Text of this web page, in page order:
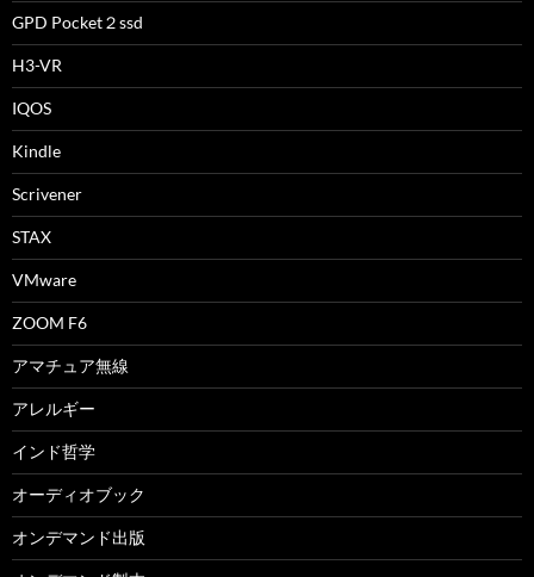
GPD Pocket２ssd
H3-VR
IQOS
Kindle
Scrivener
STAX
VMware
ZOOM F6
アマチュア無線
アレルギー
インド哲学
オーディオブック
オンデマンド出版